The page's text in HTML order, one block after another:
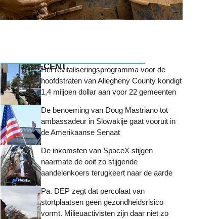
MEEST RECENTHet revitaliseringsprogramma voor de
hoofdstraten van Allegheny County kondigt
1,4 miljoen dollar aan voor 22 gemeenten
De benoeming van Doug Mastriano tot
ambassadeur in Slowakije gaat vooruit in
de Amerikaanse Senaat
De inkomsten van SpaceX stijgen
naarmate de ooit zo stijgende
aandelenkoers terugkeert naar de aarde
Pa. DEP zegt dat percolaat van
stortplaatsen geen gezondheidsrisico
vormt. Milieuactivisten zijn daar niet zo